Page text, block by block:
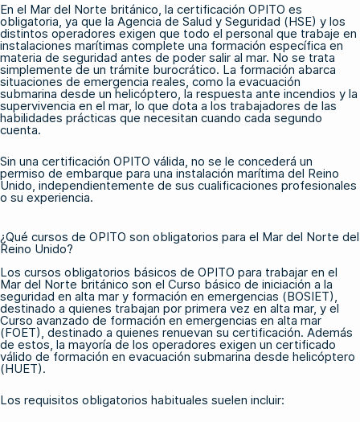
En el Mar del Norte británico, la certificación OPITO es
obligatoria, ya que la Agencia de Salud y Seguridad (HSE) y los
distintos operadores exigen que todo el personal que trabaje en
instalaciones marítimas complete una formación específica en
materia de seguridad antes de poder salir al mar. No se trata
simplemente de un trámite burocrático. La formación abarca
situaciones de emergencia reales, como la evacuación
submarina desde un helicóptero, la respuesta ante incendios y la
supervivencia en el mar, lo que dota a los trabajadores de las
habilidades prácticas que necesitan cuando cada segundo
cuenta.
Sin una certificación OPITO válida, no se le concederá un
permiso de embarque para una instalación marítima del Reino
Unido, independientemente de sus cualificaciones profesionales
o su experiencia.
¿Qué cursos de OPITO son obligatorios para el Mar del Norte del
Reino Unido?
Los cursos obligatorios básicos de OPITO para trabajar en el
Mar del Norte británico son el Curso básico de iniciación a la
seguridad en alta mar y formación en emergencias (BOSIET),
destinado a quienes trabajan por primera vez en alta mar, y el
Curso avanzado de formación en emergencias en alta mar
(FOET), destinado a quienes renuevan su certificación. Además
de estos, la mayoría de los operadores exigen un certificado
válido de formación en evacuación submarina desde helicóptero
(HUET).
Los requisitos obligatorios habituales suelen incluir: